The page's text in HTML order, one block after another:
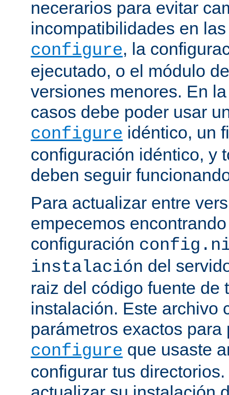
necerarios para evitar
incompatibilidades en
configure, la
ejecutado, o el módulo
versiones menores. En
casos debe poder usar
configure idéntico, un
configuración idéntico, y
deben seguir
Para actualizar entre
empecemos
configuración
instalación del
raiz del código fuente de
instalación. Este archivo
parámetros exactos para
configure que usaste
configurar tus